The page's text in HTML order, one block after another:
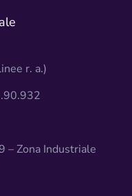
r. a.)
– Zona Industriale